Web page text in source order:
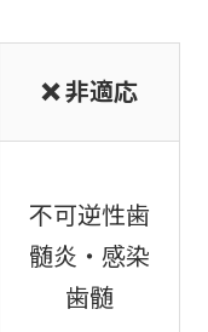
❌ 非適応
不可逆性歯
髄炎・感染
歯髄